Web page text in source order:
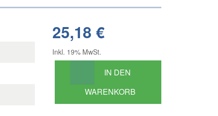
25,18 €
Inkl. 19% MwSt.
IN DEN
WARENKORB